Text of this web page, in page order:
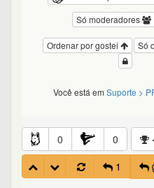
Só moderadores
Só
Ordenar por gostei
Você está em Suporte >
0 0
1